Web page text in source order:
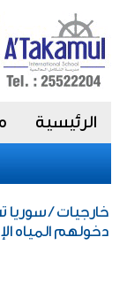
الرئيسية
دخولهم المياه